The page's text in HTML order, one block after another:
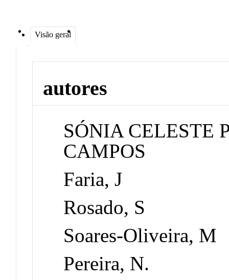
Visão geral
autores
SÓNIA CELESTE
CAMPOS
Faria, J
Rosado, S
Soares-Oliveira, M
Pereira, N.